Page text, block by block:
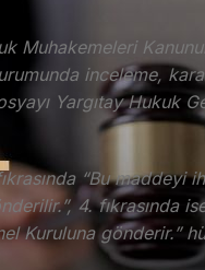
Muhakemeleri
inceleme,
Yargıtay Hukuk
“Bu maddeyi
4. fıkrasında
Kuruluna gönderir.”